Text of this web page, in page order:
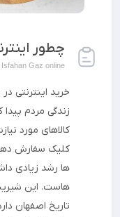
چطور
Gaz online
خرید اینترنتی
زندگی مردم
کالاهای مورد
کلیک سفارش
ها رشد زیادی
هاست. این
تاریخ اصفهان